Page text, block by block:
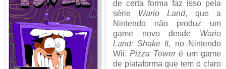
de certa forma faz isso pela
série Wario Land, que a
Nintendo não produz um
game novo desde Wario
Land: Shake It, no Nintendo
Wii.Pizza Toweré um game
de plataforma que tem o claro